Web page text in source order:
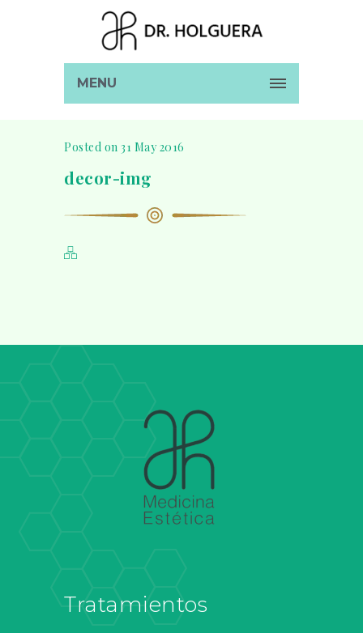
MENU
Posted on 31 May 2016
decor-img
Tratamientos